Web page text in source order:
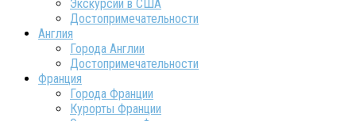
Экскурсии в США
Достопримечательности
Англия
Города Англии
Достопримечательности
Франция
Города Франции
Курорты Франции